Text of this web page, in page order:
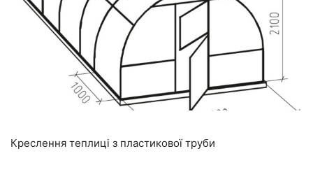
Креслення теплиці з пластикової труби